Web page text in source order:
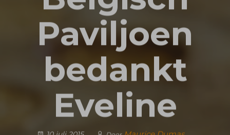
Paviljoen
bedankt
Eveline